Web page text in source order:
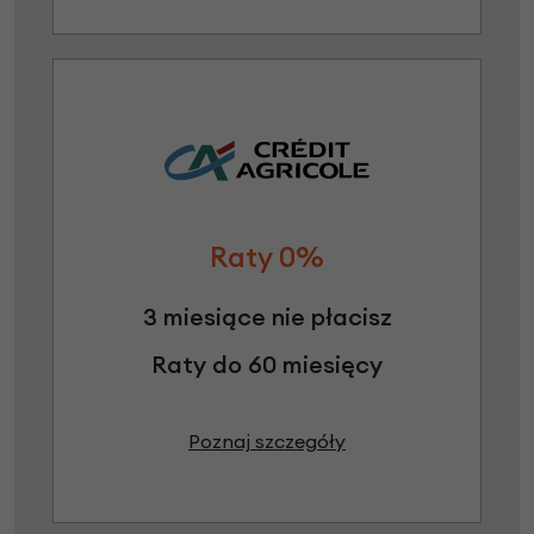
Raty 0%
3 miesiące nie płacisz
Raty do 60 miesięcy
Poznaj szczegóły